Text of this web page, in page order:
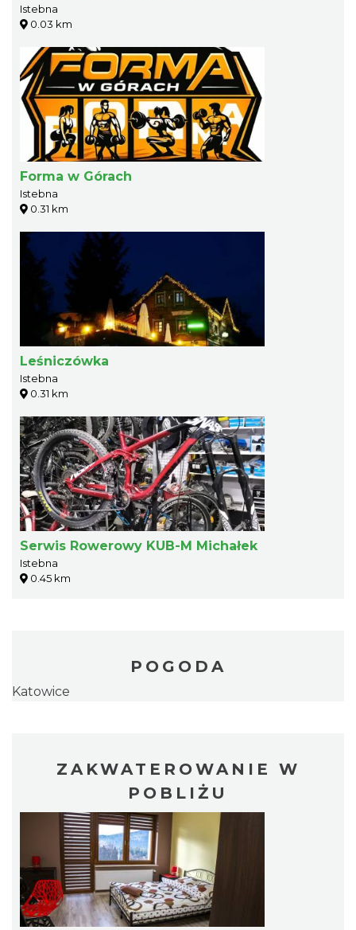
Istebna
0.03 km
Forma w Górach
Istebna
0.31 km
Leśniczówka
Istebna
0.31 km
Serwis Rowerowy KUB-M Michałek
Istebna
0.45 km
POGODA
Katowice
ZAKWATEROWANIE W
POBLIŻU